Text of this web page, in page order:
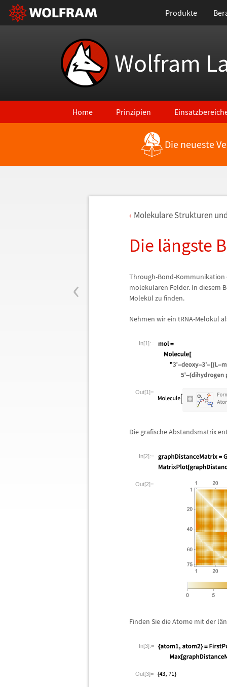
Produkte
Wolfram
Home Prinzipien
Die neueste
‹
Molekulare Strukturen
Die längste
Through-Bond-Kommunikation
molekularen Felder. In diesem
Molekül zu finden.
Nehmen wir ein tRNA-Melokül
In[1]:=
Out[1]=
Die grafische Abstandsmatrix
In[2]:=
Out[2]=
Finden Sie die Atome mit der lä
In[3]:=
Out[3]=